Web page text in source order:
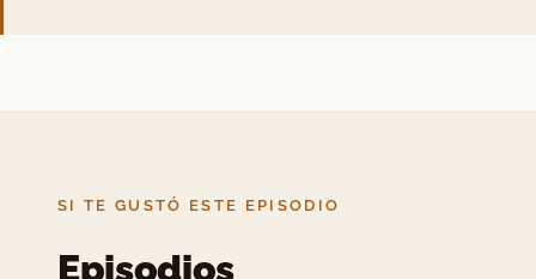
SI TE GUSTÓ ESTE EPISODIO
Episodios